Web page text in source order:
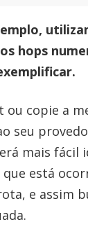
hops
copie a
seu
mais fácil
que está
e assim